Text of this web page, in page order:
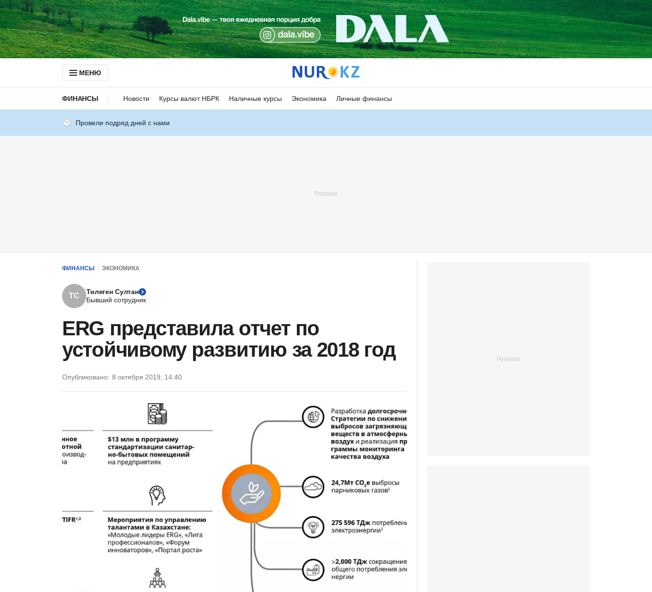
МЕНЮ
ФИНАНСЫ Новости Курсы валют НБРК Наличные курсы Экономика Личные финансы
Провели подряд дней с нами
ФИНАНСЫ ЭКОНОМИКА
ТС
Тилеген Султан
Бывший сотрудник
ERG представила отчет по
устойчивому развитию за 2018 год
Опубликовано: 8 октября 2019, 14:40